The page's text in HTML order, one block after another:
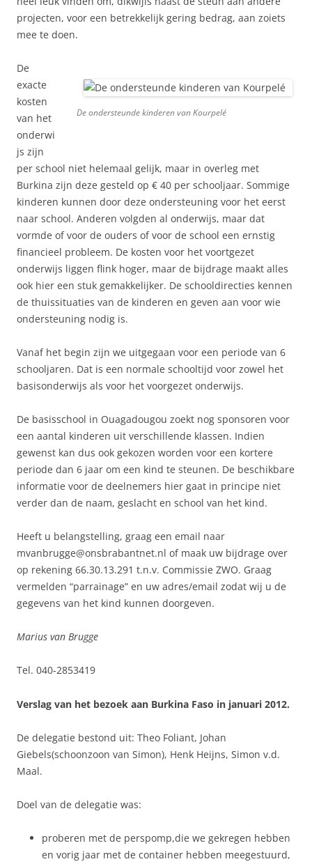
projecten, voor een betrekkelijk gering bedrag, aan zoiets
mee te doen.
De ondersteunde kinderen van Kourpelé
De
exacte
kosten
van het
onderwi
js zijn
per school niet helemaal gelijk, maar in overleg met
Burkina zijn deze gesteld op € 40 per schooljaar. Sommige
kinderen kunnen door deze ondersteuning voor het eerst
naar school. Anderen volgden al onderwijs, maar dat
vormde of voor de ouders of voor de school een ernstig
financieel probleem. De kosten voor het voortgezet
onderwijs liggen flink hoger, maar de bijdrage maakt alles
ook hier een stuk gemakkelijker. De schooldirecties kennen
de thuissituaties van de kinderen en geven aan voor wie
ondersteuning nodig is.
Vanaf het begin zijn we uitgegaan voor een periode van 6
schooljaren. Dat is een normale schooltijd voor zowel het
basisonderwijs als voor het voorgezet onderwijs.
De basisschool in Ouagadougou zoekt nog sponsoren voor
een aantal kinderen uit verschillende klassen. Indien
gewenst kan dus ook gekozen worden voor een kortere
periode dan 6 jaar om een kind te steunen. De beschikbare
informatie voor de deelnemers hier gaat in principe niet
verder dan de naam, geslacht en school van het kind.
Heeft u belangstelling, graag een email naar
mvanbrugge@onsbrabantnet.nl of maak uw bijdrage over
op rekening 66.30.13.291 t.n.v. Commissie ZWO. Graag
vermelden “parrainage” en uw adres/email zodat wij u de
gegevens van het kind kunnen doorgeven.
Marius van Brugge
Tel. 040-2853419
Verslag van het bezoek aan Burkina Faso in januari 2012.
De delegatie bestond uit: Theo Foliant, Johan
Giebels(schoonzoon van Simon), Henk Heijns, Simon v.d.
Maal.
Doel van de delegatie was:
proberen met de perspomp,die we gekregen hebben
en vorig jaar met de container hebben meegestuurd,